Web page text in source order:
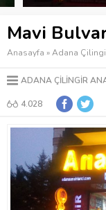
Mavi
Anasayfa »Adana
ADANA ÇILINGIR
4.028